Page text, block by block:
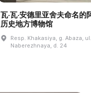
瓦·瓦·安德里亚舍夫命名的
历史地方博物馆
Resp. Khakasiya, g. Abaza, ul.
Naberezhnaya, d. 24